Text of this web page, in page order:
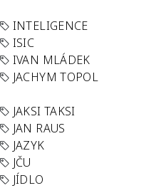
INTELIGENCE
ISIC
IVAN MLÁDEK
JACHYM TOPOL
JAKSI TAKSI
JAN RAUS
JAZYK
JČU
JÍDLO